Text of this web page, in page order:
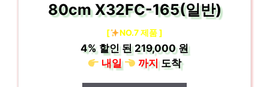
80cm X32FC-165(일반)
[ NO.7 제품 ]
4%할인 된219,000 원
내일
까지도착